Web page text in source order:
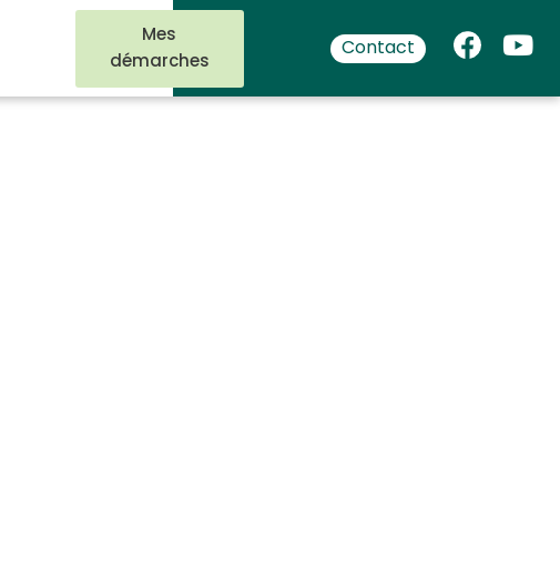
Mes
démarches
Contact